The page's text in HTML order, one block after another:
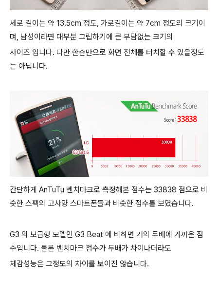
세로 길이는 약 13.5cm 정도, 가로길이는 약 7cm 정도의 크기이
며, 남성이라면 대부분 그립하기에 큰 부담없는 크기의
사이즈 입니다. 다만 한손만으로 화면 전체를 터치할 수 있을정도
는 아닙니다.
간단하게 AnTuTu 벤치마크로 측정해본 점수는 33838 점으로 비
슷한 스펙의 고사양 스마트폰들과 비슷한 점수를 보였습니다.
G3 의 보급형 모델인 G3 Beat 에 비하면 거의 두배에 가까운 점
수입니다. 물론 벤치마크 점수가 두배가 차이나더라도
체감성능은 그정도의 차이를 보이진 않습니다.